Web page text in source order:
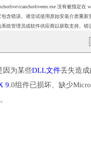
没有被指定在
包含错误。请尝试使用原始安装介质重新
系统管理员或软件供应商以获取支持。错
因为某些DLL文件丢失造
9.0组件已损坏、缺少